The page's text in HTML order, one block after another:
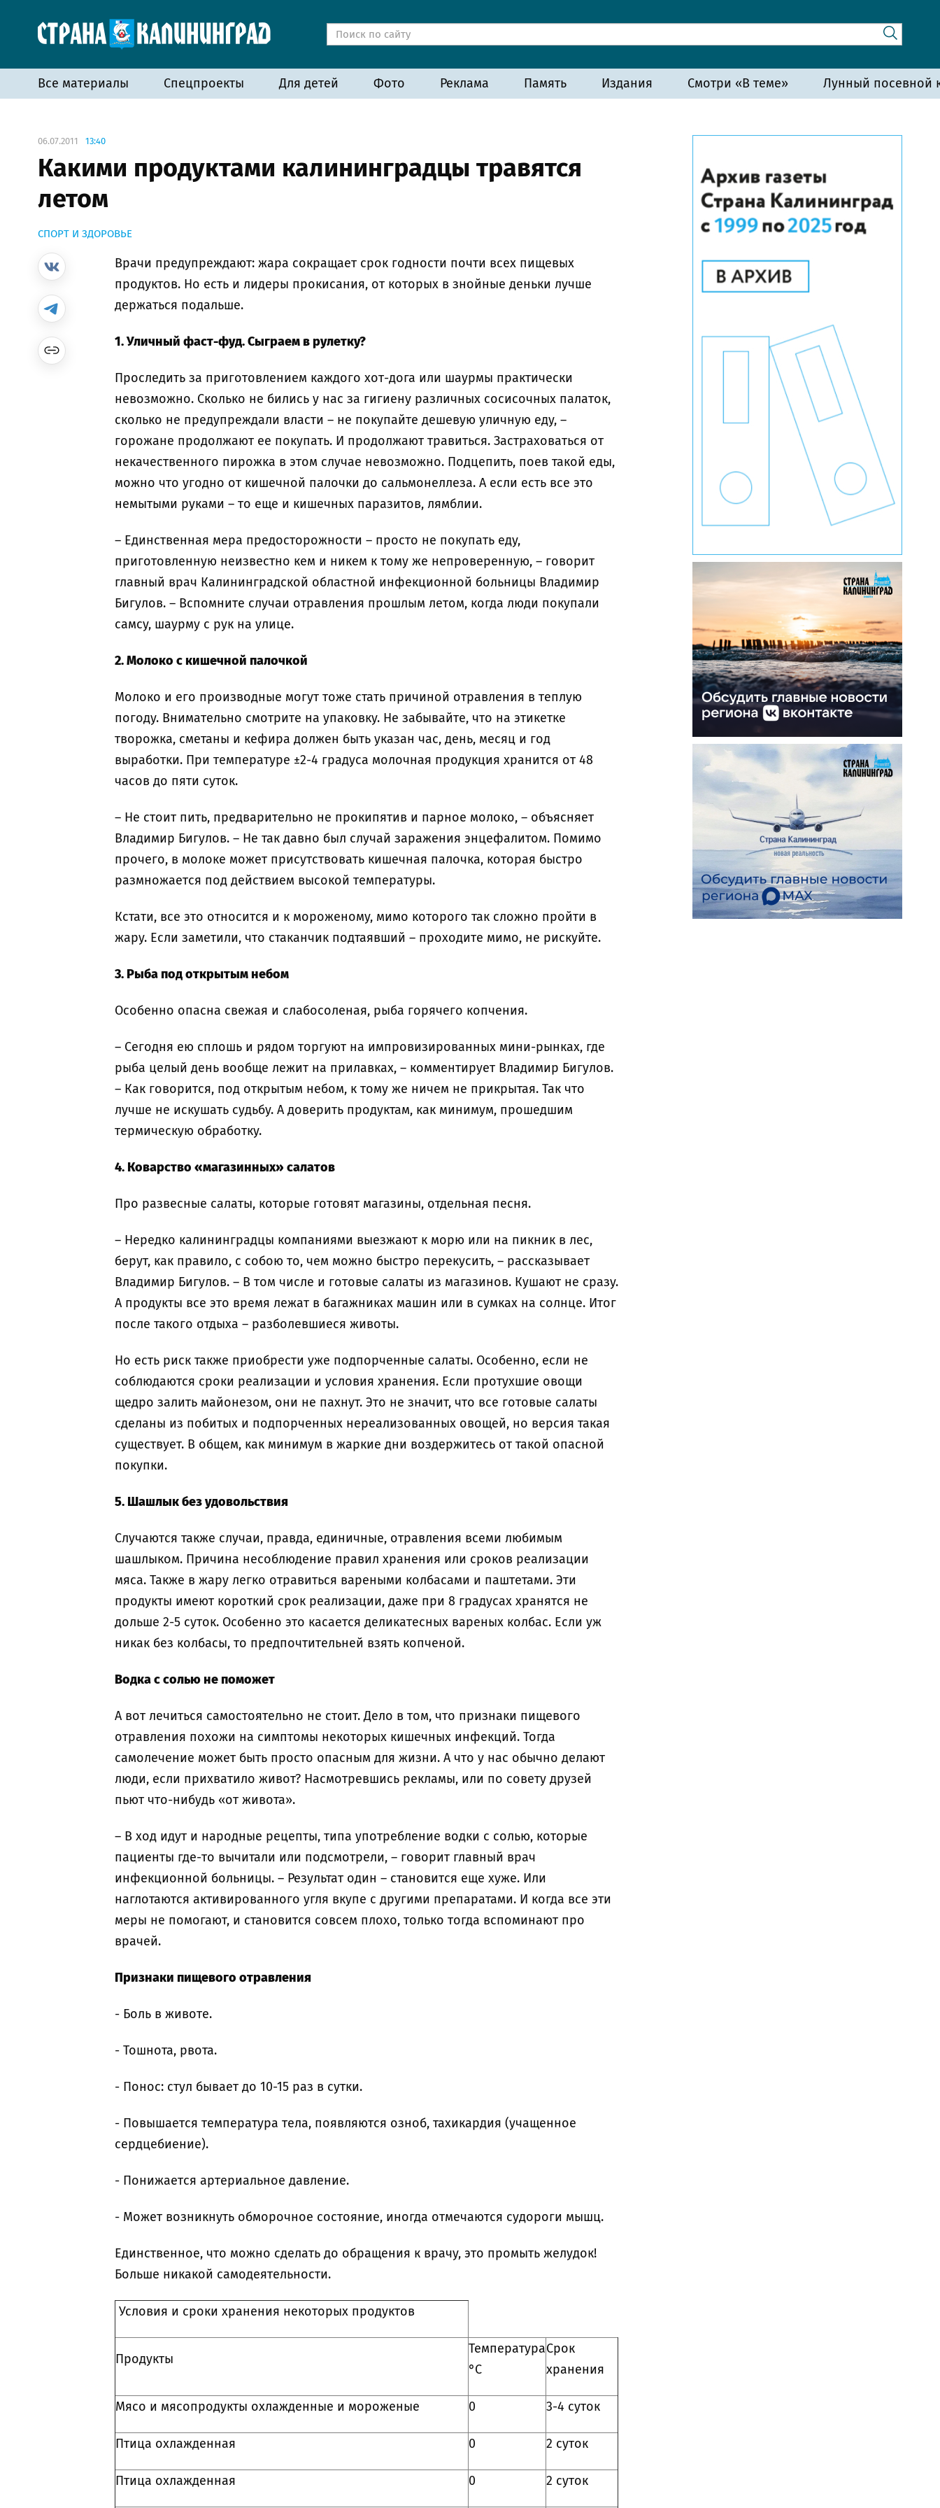
Все материалы Спецпроекты Для детей Фото Реклама Память Издания Смотри «В теме» Лунный посевной
06.07.2011 13:40
Какими продуктами калининградцы травятся
летом
СПОРТ И ЗДОРОВЬЕ
Врачи предупреждают: жара сокращает срок годности почти всех пищевых
продуктов. Но есть и лидеры прокисания, от которых в знойные деньки лучше
держаться подальше.
1. Уличный фаст-фуд. Сыграем в рулетку?
Проследить за приготовлением каждого хот-дога или шаурмы практически
невозможно. Сколько не бились у нас за гигиену различных сосисочных палаток,
сколько не предупреждали власти – не покупайте дешевую уличную еду, –
горожане продолжают ее покупать. И продолжают травиться. Застраховаться от
некачественного пирожка в этом случае невозможно. Подцепить, поев такой еды,
можно что угодно от кишечной палочки до сальмонеллеза. А если есть все это
немытыми руками – то еще и кишечных паразитов, лямблии.
– Единственная мера предосторожности – просто не покупать еду,
приготовленную неизвестно кем и никем к тому же непроверенную, – говорит
главный врач Калининградской областной инфекционной больницы Владимир
Бигулов. – Вспомните случаи отравления прошлым летом, когда люди покупали
самсу, шаурму с рук на улице.
2. Молоко с кишечной палочкой
Молоко и его производные могут тоже стать причиной отравления в теплую
погоду. Внимательно смотрите на упаковку. Не забывайте, что на этикетке
творожка, сметаны и кефира должен быть указан час, день, месяц и год
выработки. При температуре ±2-4 градуса молочная продукция хранится от 48
часов до пяти суток.
– Не стоит пить, предварительно не прокипятив и парное молоко, – объясняет
Владимир Бигулов. – Не так давно был случай заражения энцефалитом. Помимо
прочего, в молоке может присутствовать кишечная палочка, которая быстро
размножается под действием высокой температуры.
Кстати, все это относится и к мороженому, мимо которого так сложно пройти в
жару. Если заметили, что стаканчик подтаявший – проходите мимо, не рискуйте.
3. Рыба под открытым небом
Особенно опасна свежая и слабосоленая, рыба горячего копчения.
– Сегодня ею сплошь и рядом торгуют на импровизированных мини-рынках, где
рыба целый день вообще лежит на прилавках, – комментирует Владимир Бигулов.
– Как говорится, под открытым небом, к тому же ничем не прикрытая. Так что
лучше не искушать судьбу. А доверить продуктам, как минимум, прошедшим
термическую обработку.
4. Коварство «магазинных» салатов
Про развесные салаты, которые готовят магазины, отдельная песня.
– Нередко калининградцы компаниями выезжают к морю или на пикник в лес,
берут, как правило, с собою то, чем можно быстро перекусить, – рассказывает
Владимир Бигулов. – В том числе и готовые салаты из магазинов. Кушают не сразу.
А продукты все это время лежат в багажниках машин или в сумках на солнце. Итог
после такого отдыха – разболевшиеся животы.
Но есть риск также приобрести уже подпорченные салаты. Особенно, если не
соблюдаются сроки реализации и условия хранения. Если протухшие овощи
щедро залить майонезом, они не пахнут. Это не значит, что все готовые салаты
сделаны из побитых и подпорченных нереализованных овощей, но версия такая
существует. В общем, как минимум в жаркие дни воздержитесь от такой опасной
покупки.
5. Шашлык без удовольствия
Случаются также случаи, правда, единичные, отравления всеми любимым
шашлыком. Причина несоблюдение правил хранения или сроков реализации
мяса. Также в жару легко отравиться вареными колбасами и паштетами. Эти
продукты имеют короткий срок реализации, даже при 8 градусах хранятся не
дольше 2-5 суток. Особенно это касается деликатесных вареных колбас. Если уж
никак без колбасы, то предпочтительней взять копченой.
Водка с солью не поможет
А вот лечиться самостоятельно не стоит. Дело в том, что признаки пищевого
отравления похожи на симптомы некоторых кишечных инфекций. Тогда
самолечение может быть просто опасным для жизни. А что у нас обычно делают
люди, если прихватило живот? Насмотревшись рекламы, или по совету друзей
пьют что-нибудь «от живота».
– В ход идут и народные рецепты, типа употребление водки с солью, которые
пациенты где-то вычитали или подсмотрели, – говорит главный врач
инфекционной больницы. – Результат один – становится еще хуже. Или
наглотаются активированного угля вкупе с другими препаратами. И когда все эти
меры не помогают, и становится совсем плохо, только тогда вспоминают про
врачей.
Признаки пищевого отравления
- Боль в животе.
- Тошнота, рвота.
- Понос: стул бывает до 10-15 раз в сутки.
- Повышается температура тела, появляются озноб, тахикардия (учащенное
сердцебиение).
- Понижается артериальное давление.
- Может возникнуть обморочное состояние, иногда отмечаются судороги мышц.
Единственное, что можно сделать до обращения к врачу, это промыть желудок!
Больше никакой самодеятельности.
Условия и сроки хранения некоторых продуктов
Продукты
Температура
°С
Срок
хранения
Мясо и мясопродукты охлажденные и мороженые 0 3-4 суток
Птица охлажденная 0 2 суток
Птица охлажденная 0 2 суток